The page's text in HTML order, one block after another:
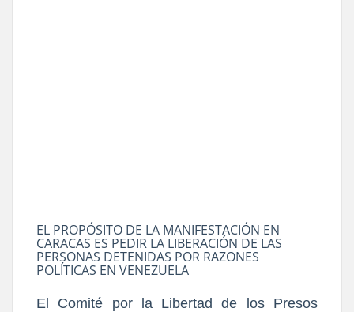
EL PROPÓSITO DE LA MANIFESTACIÓN EN
CARACAS ES PEDIR LA LIBERACIÓN DE LAS
PERSONAS DETENIDAS POR RAZONES
POLÍTICAS EN VENEZUELA
El Comité por la Libertad de los Presos